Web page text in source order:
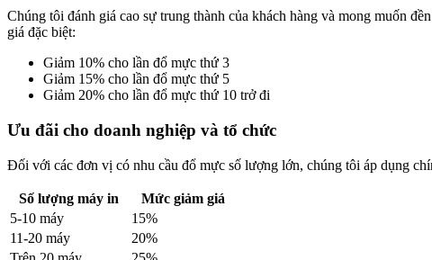
Chúng tôi đánh giá cao sự trung thành của khách hàng và mong muốn
giá đặc biệt:
Giảm 10% cho lần đổ mực thứ 3
Giảm 15% cho lần đổ mực thứ 5
Giảm 20% cho lần đổ mực thứ 10 trở đi
Ưu đãi cho doanh nghiệp và tổ chức
Đối với các đơn vị có nhu cầu đổ mực số lượng lớn, chúng tôi áp dụng
Số lượng máy in
Mức giảm giá
5-10 máy
15%
11-20 máy
20%